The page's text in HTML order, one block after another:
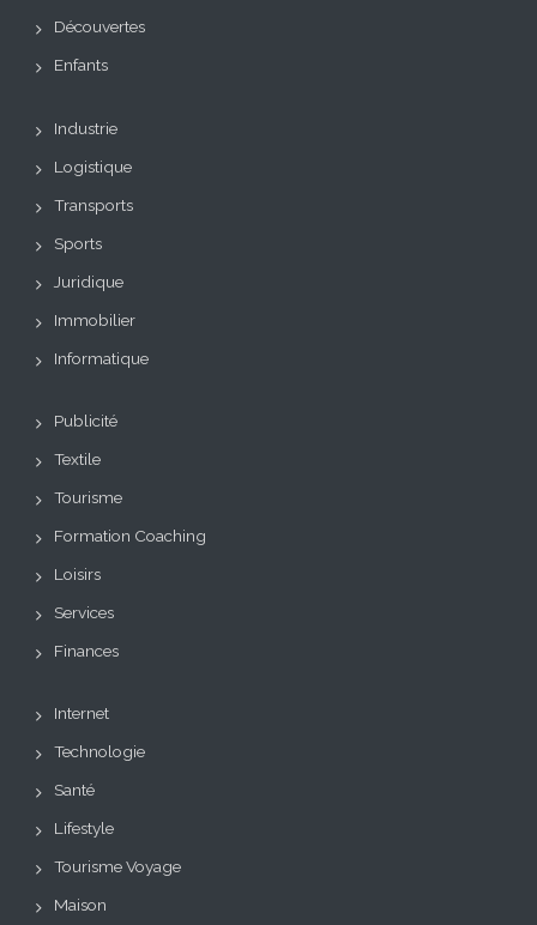
Découvertes
Enfants
Industrie
Logistique
Transports
Sports
Juridique
Immobilier
Informatique
Publicité
Textile
Tourisme
Formation Coaching
Loisirs
Services
Finances
Internet
Technologie
Santé
Lifestyle
Tourisme Voyage
Maison